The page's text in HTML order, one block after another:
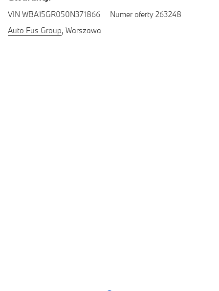
VIN WBA15GR050N371866
Numer oferty 263248
Auto Fus Group, Warszawa